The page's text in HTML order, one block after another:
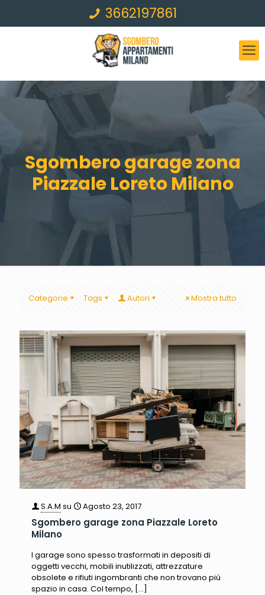
3662197861
Sgombero garage zona
Piazzale Loreto Milano
Categorie Tags Autori Mostra tutto
S.A.M su Agosto 23, 2017
Sgombero garage zona Piazzale Loreto
Milano
I garage sono spesso trasformati in depositi di
oggetti vecchi, mobili inutilizzati, attrezzature
obsolete e rifiuti ingombranti che non trovano più
spazio in casa. Col tempo, […]